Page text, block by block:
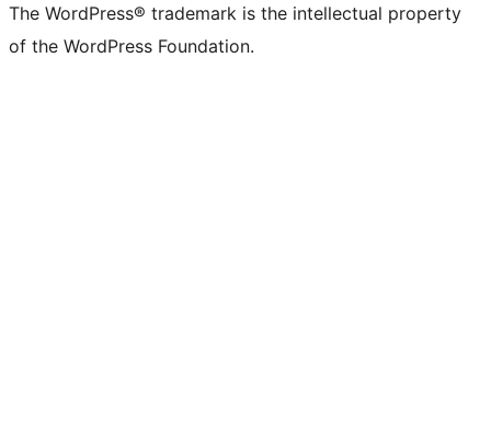
The WordPress® trademark is the intellectual property
of the WordPress Foundation.